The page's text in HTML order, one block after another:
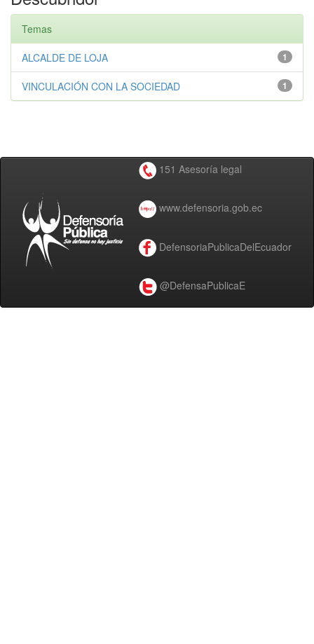
Temas
1
ALCALDE DE LOJA
1
VINCULACIÓN CON LA SOCIEDAD
151 Asesoría legal
www.defensoria.gob.ec
DefensoriaPublicaDelEcuador
@DefensaPublicaE